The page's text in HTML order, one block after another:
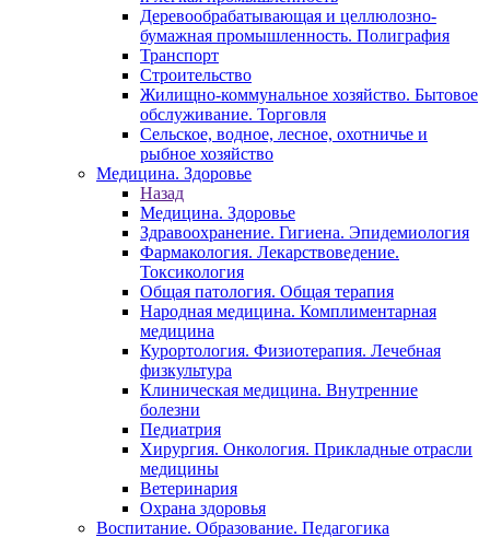
Деревообрабатывающая и целлюлозно-
бумажная промышленность. Полиграфия
Транспорт
Строительство
Жилищно-коммунальное хозяйство. Бытовое
обслуживание. Торговля
Сельское, водное, лесное, охотничье и
рыбное хозяйство
Медицина. Здоровье
Назад
Медицина. Здоровье
Здравоохранение. Гигиена. Эпидемиология
Фармакология. Лекарствоведение.
Токсикология
Общая патология. Общая терапия
Народная медицина. Комплиментарная
медицина
Курортология. Физиотерапия. Лечебная
физкультура
Клиническая медицина. Внутренние
болезни
Педиатрия
Хирургия. Онкология. Прикладные отрасли
медицины
Ветеринария
Охрана здоровья
Воспитание. Образование. Педагогика